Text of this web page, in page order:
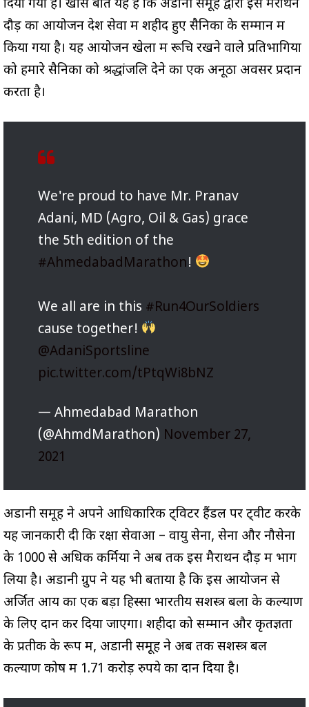
दिया गया है। खास बात यह है कि अडानी समूह द्वारा इस मैराथन
दौड़ का आयोजन देश सेवा में शहीद हुए सैनिकों के सम्मान में
किया गया है। यह आयोजन खेलों में रूचि रखने वाले प्रतिभागियों
को हमारे सैनिकों को श्रद्धांजलि देने का एक अनूठा अवसर प्रदान
करता है।
We're proud to have Mr. Pranav
Adani, MD (Agro, Oil & Gas) grace
the 5th edition of the
#AhmedabadMarathon!
We all are in this #Run4OurSoldiers
cause together!
@AdaniSportsline
pic.twitter.com/tPtqWi8bNZ
— Ahmedabad Marathon
(@AhmdMarathon) November 27,
2021
अडानी समूह ने अपने आधिकारिक ट्विटर हैंडल पर ट्वीट करके
यह जानकारी दी कि रक्षा सेवाओं – वायु सेना, सेना और नौसेना
के 1000 से अधिक कर्मियों ने अब तक इस मैराथन दौड़ में भाग
लिया है। अडानी ग्रुप ने यह भी बताया है कि इस आयोजन से
अर्जित आय का एक बड़ा हिस्सा भारतीय सशस्त्र बलों के कल्याण
के लिए दान कर दिया जाएगा। शहीदों को सम्मान और कृतज्ञता
के प्रतीक के रूप में, अडानी समूह ने अब तक सशस्त्र बल
कल्याण कोष में 1.71 करोड़ रुपये का दान दिया है।